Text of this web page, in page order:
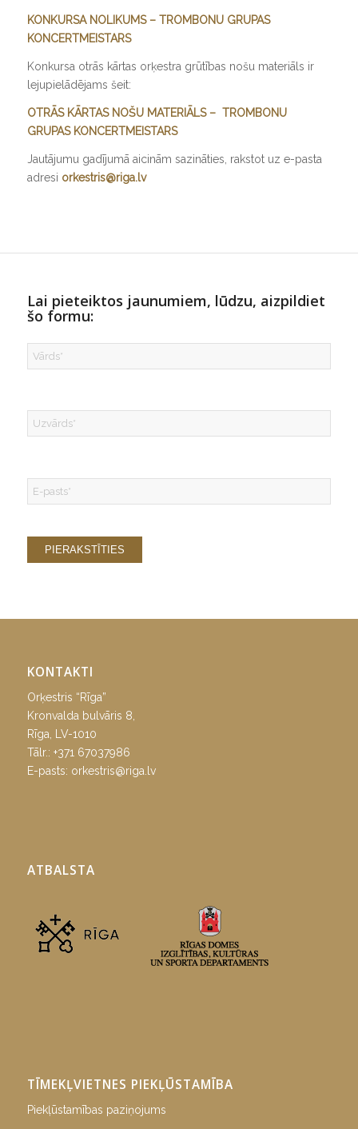
KONKURSA NOLIKUMS – TROMBONU GRUPAS
KONCERTMEISTARS
Konkursa otrās kārtas orķestra grūtības nošu materiāls ir
lejupielādējams šeit:
OTRĀS KĀRTAS NOŠU MATERIĀLS – TROMBONU
GRUPAS KONCERTMEISTARS
Jautājumu gadījumā aicinām sazināties, rakstot uz e-pasta
adresi orkestris@riga.lv
Lai pieteiktos jaunumiem, lūdzu, aizpildiet
šo formu:
KONTAKTI
Orķestris “Rīga”
Kronvalda bulvāris 8,
Rīga, LV-1010
Tālr.: +371 67037986
E-pasts: orkestris@riga.lv
ATBALSTA
TĪMEKĻVIETNES PIEKĻŪSTAMĪBA
Piekļūstamības paziņojums